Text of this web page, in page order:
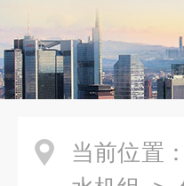
当前位置：